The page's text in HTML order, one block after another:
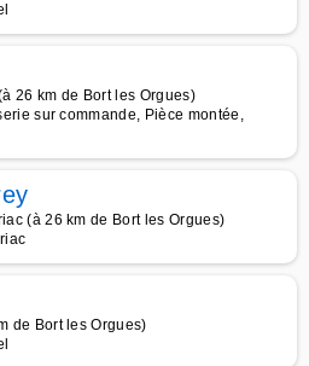
26 km de Bort les Orgues)
sur commande, Pièce montée,
(à 26 km de Bort les Orgues)
de Bort les Orgues)